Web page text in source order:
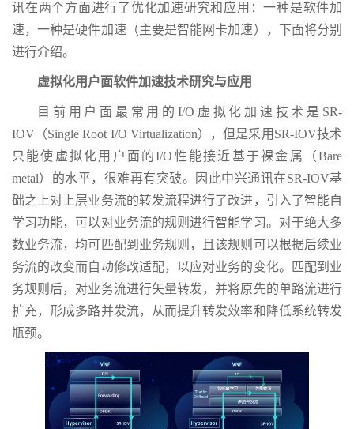
讯在两个方面进行了优化加速研究和应用：一种是软件加
速，一种是硬件加速（主要是智能网卡加速），下面将分别
进行介绍。
虚拟化用户面软件加速技术研究与应用
目前用户面最常用的I/O虚拟化加速技术是SR-
IOV（Single Root I/O Virtualization），但是采用SR-IOV技术
只能使虚拟化用户面的I/O性能接近基于裸金属（Bare
metal）的水平，很难再有突破。因此中兴通讯在SR-IOV基
础之上对上层业务流的转发流程进行了改进，引入了智能自
学习功能，可以对业务流的规则进行智能学习。对于绝大多
数业务流，均可匹配到业务规则，且该规则可以根据后续业
务流的改变而自动修改适配，以应对业务的变化。匹配到业
务规则后，对业务流进行矢量转发，并将原先的单路流进行
扩充，形成多路并发流，从而提升转发效率和降低系统转发
瓶颈。